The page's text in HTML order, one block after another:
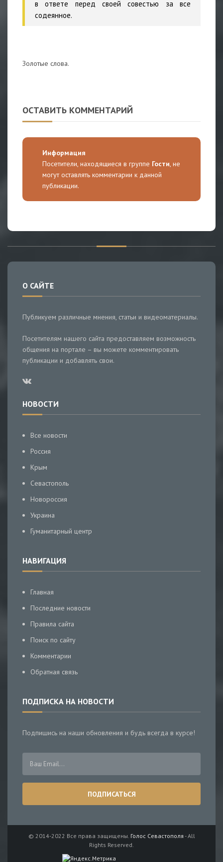
в ответе перед своей совестью за все
содеянное.
Золотые слова.
ОСТАВИТЬ КОММЕНТАРИЙ
Информация
Посетители, находящиеся в группе Гости, не
могут оставлять комментарии к данной
публикации.
О САЙТЕ
Публикуем различные мнения, статьи и видеоматериалы.
Посетителям нашего сайта предоставляем возможность
общения на портале – вы можете комментировать
публикации и добавлять свои.
НОВОСТИ
Все новости
Россия
Крым
Севастополь
Новороссия
Украина
Гуманитарный центр
НАВИГАЦИЯ
Главная
Последние новости
Правила сайта
Поиск по сайту
Комментарии
Обратная связь
ПОДПИСКА НА НОВОСТИ
Подпишись на наши обновления и будь всегда в курсе!
© 2014-2022 Все права защищены. Голос Севастополя - All
Rights Reserved.